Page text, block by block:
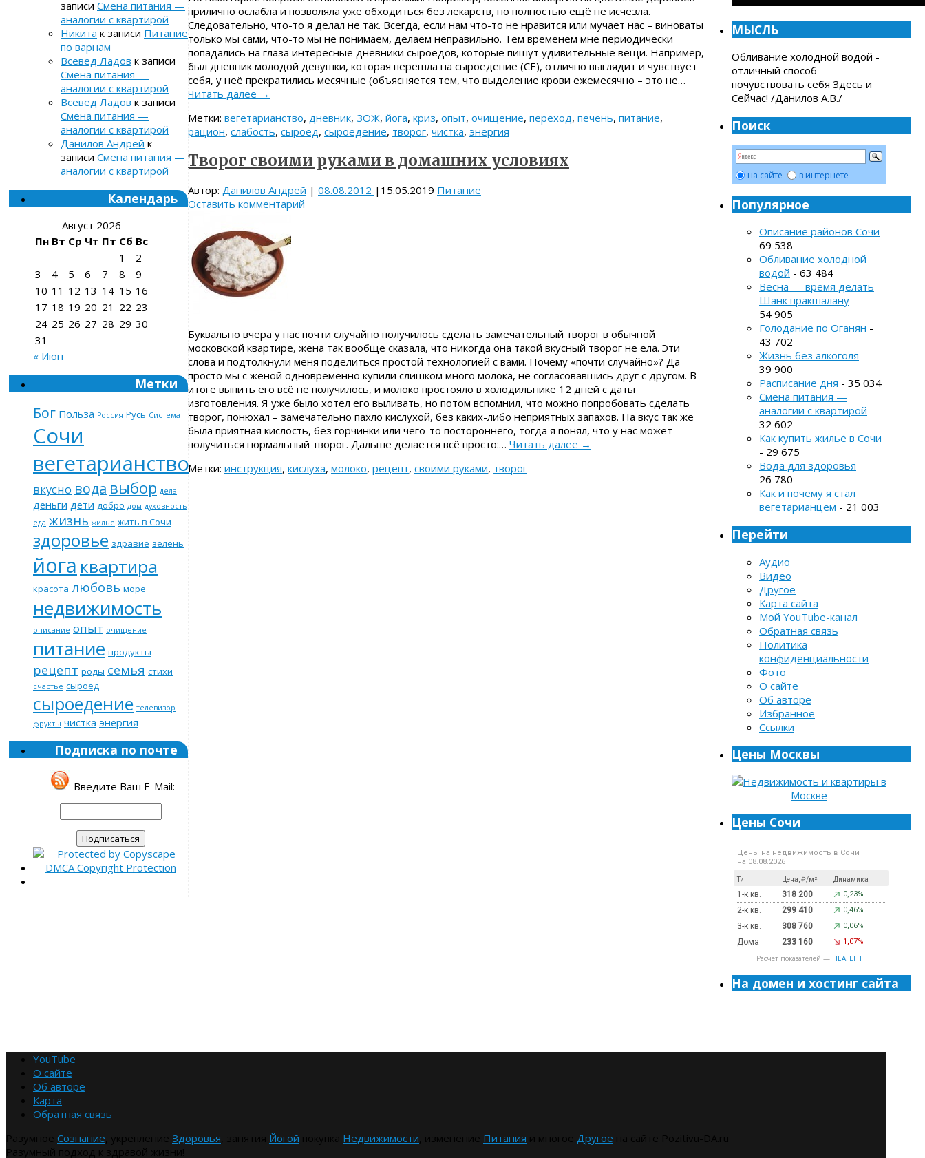
прилично ослабла и позволяла уже обходиться без лекарств, но полностью ещё не исчезла.
Следовательно, что-то я делал не так. Всегда, если нам что-то не нравится или мучает нас – виноваты
только мы сами, что-то мы не понимаем, делаем неправильно. Тем временем мне периодически
попадались на глаза интересные дневники сыроедов, которые пишут удивительные вещи. Например,
был дневник молодой девушки, которая перешла на сыроедение (СЕ), отлично выглядит и чувствует
себя, у неё прекратились месячные (объясняется тем, что выделение крови ежемесячно – это не…
Читать далее →
Метки: вегетарианство, дневник, ЗОЖ, йога, криз, опыт, очищение, переход, печень, питание,
рацион, слабость, сыроед, сыроедение, творог, чистка, энергия
Творог своими руками в домашних условиях
Автор: Данилов Андрей | 08.08.2012 | 15.05.2019 Питание
Оставить комментарий
Буквально вчера у нас почти случайно получилось сделать замечательный творог в обычной
московской квартире, жена так вообще сказала, что никогда она такой вкусный творог не ела. Эти
слова и подтолкнули меня поделиться простой технологией с вами. Почему «почти случайно»? Да
просто мы с женой одновременно купили слишком много молока, не согласовавшись друг с другом. В
итоге выпить его всё не получилось, и молоко простояло в холодильнике 12 дней с даты
изготовления. Я уже было хотел его выливать, но потом вспомнил, что можно попробовать сделать
творог, понюхал – замечательно пахло кислухой, без каких-либо неприятных запахов. На вкус так же
была приятная кислость, без горчинки или чего-то постороннего, тогда я понял, что у нас может
получиться нормальный творог. Дальше делается всё просто:… Читать далее →
Метки: инструкция, кислуха, молоко, рецепт, своими руками, творог
записи Смена питания —
аналогии с квартирой
Никита к записи Питание
по варнам
Всевед Ладов к записи
Смена питания —
аналогии с квартирой
Всевед Ладов к записи
Смена питания —
аналогии с квартирой
Данилов Андрей к
записи Смена питания —
аналогии с квартирой
Календарь
Август 2026
Пн Вт Ср Чт Пт Сб Вс
1
2
3
4 5 6 7 8
9
10 11 12 13 14 15 16
17 18 19 20 21 22 23
24 25 26 27 28 29 30
31
« Июн
Метки
Бог Польза Россия Русь Система
Сочи
вегетарианство
вкусно вода выбор дела
деньги дети добро дом духовность
еда жизнь жильё жить в Сочи
здоровье здравие зелень
йога квартира
красота любовь море
недвижимость
описание опыт очищение
питание продукты
рецепт роды семья стихи
счастье сыроед
сыроедение телевизор
фрукты чистка энергия
Подписка по почте
Введите Ваш E-Mail:
МЫСЛЬ
Обливание холодной водой -
отличный способ
почувствовать себя Здесь и
Сейчас! /Данилов А.В./
Поиск
на сайте в интернете
Популярное
Описание районов Сочи -
69 538
Обливание холодной
водой - 63 484
Весна — время делать
Шанк пракшалану -
54 905
Голодание по Оганян -
43 702
Жизнь без алкоголя -
39 900
Расписание дня - 35 034
Смена питания —
аналогии с квартирой -
32 602
Как купить жильё в Сочи
- 29 675
Вода для здоровья -
26 780
Как и почему я стал
вегетарианцем - 21 003
Перейти
Аудио
Видео
Другое
Карта сайта
Мой YouTube-канал
Обратная связь
Политика
конфиденциальности
Фото
О сайте
Об авторе
Избранное
Ссылки
Цены Москвы
Цены Сочи
Цены на недвижимость в Сочи
на 08.08.2026
Тип Цена, ₽/м² Динамика
1-к кв. 318 200 0,23%
2-к кв. 299 410 0,46%
3-к кв. 308 760 0,06%
Дома 233 160 1,07%
Расчет показателей — НЕАГЕНТ
На домен и хостинг сайта
YouTube
О сайте
Об авторе
Карта
Обратная связь
Сознание Здоровья Йогой Недвижимости Питания Другое